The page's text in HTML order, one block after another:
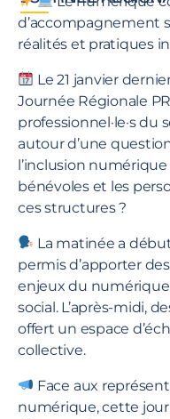
d’accompagnement
réalités et pratiques
Le 21 janvier
Journée Régionale
professionnel·le·s
autour d’une
l’inclusion
bénévoles et les
ces structures ?
La matinée a
permis d’apporter
enjeux du
social. L’après-midi,
offert un espace
collective.
Face aux
numérique, cette